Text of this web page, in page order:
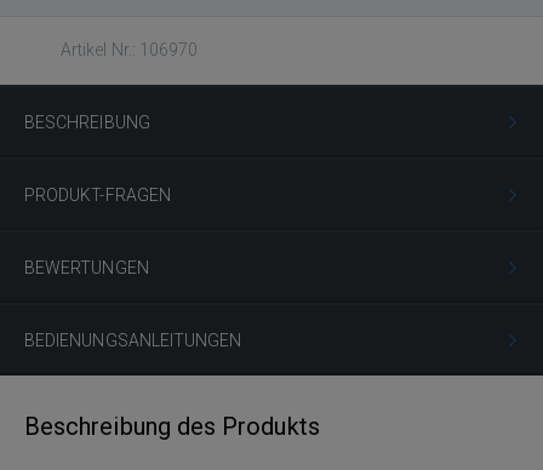
Artikel Nr.: 106970
BESCHREIBUNG
PRODUKT-FRAGEN
BEWERTUNGEN
BEDIENUNGSANLEITUNGEN
Beschreibung des Produkts